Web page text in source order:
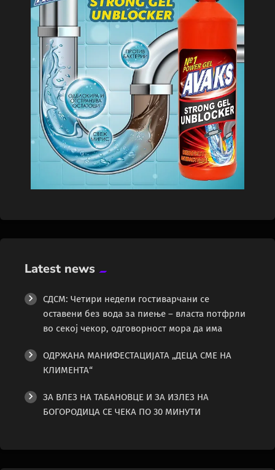
Latest news
СДСМ: Четири недели гостиварчани се
оставени без вода за пиење – власта потфрли
во секој чекор, одговорност мора да има
ОДРЖАНА МАНИФЕСТАЦИЈАТА „ДЕЦА СМЕ НА
КЛИМЕНТА“
ЗА ВЛЕЗ НА ТАБАНОВЦЕ И ЗА ИЗЛЕЗ НА
БОГОРОДИЦА СЕ ЧЕКА ПО 30 МИНУТИ